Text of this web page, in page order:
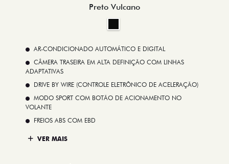
Preto Vulcano
AR-CONDICIONADO AUTOMÁTICO E DIGITAL
CÂMERA TRASEIRA EM ALTA DEFINIÇÃO COM LINHAS
ADAPTATIVAS
DRIVE BY WIRE (CONTROLE ELETRÔNICO DE ACELERAÇÃO)
MODO SPORT COM BOTÃO DE ACIONAMENTO NO
VOLANTE
FREIOS ABS COM EBD
VER MAIS